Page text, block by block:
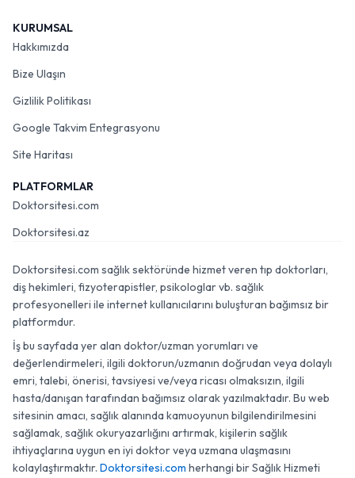
KURUMSAL
Hakkımızda
Bize Ulaşın
Gizlilik Politikası
Google Takvim Entegrasyonu
Site Haritası
PLATFORMLAR
Doktorsitesi.com
Doktorsitesi.az
Doktorsitesi.com sağlık sektöründe hizmet veren tıp doktorları,
diş hekimleri, fizyoterapistler, psikologlar vb. sağlık
profesyonelleri ile internet kullanıcılarını buluşturan bağımsız bir
platformdur.
İş bu sayfada yer alan doktor/uzman yorumları ve
değerlendirmeleri, ilgili doktorun/uzmanın doğrudan veya dolaylı
emri, talebi, önerisi, tavsiyesi ve/veya ricası olmaksızın, ilgili
hasta/danışan tarafından bağımsız olarak yazılmaktadır. Bu web
sitesinin amacı, sağlık alanında kamuoyunun bilgilendirilmesini
sağlamak, sağlık okuryazarlığını artırmak, kişilerin sağlık
ihtiyaçlarına uygun en iyi doktor veya uzmana ulaşmasını
kolaylaştırmaktır. Doktorsitesi.com herhangi bir Sağlık Hizmeti